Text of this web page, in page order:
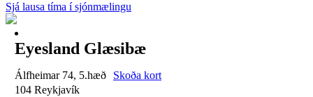
Sjá lausa tíma í sjónmælingu
Eyesland Glæsibæ
Álfheimar 74, 5.hæð
Skoða kort
104 Reykjavík